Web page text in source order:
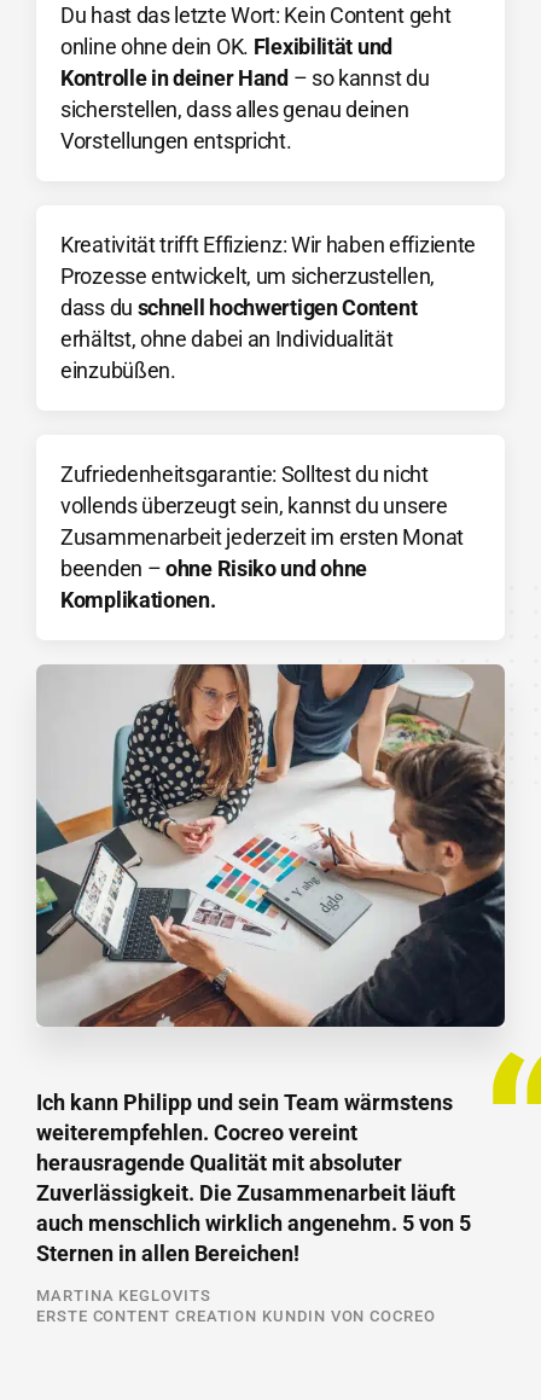
Du hast das letzte Wort: Kein Content geht
online ohne dein OK. Flexibilität und
Kontrolle in deiner Hand– so kannst du
sicherstellen, dass alles genau deinen
Vorstellungen entspricht.
Kreativität trifft Effizienz: Wir haben effiziente
Prozesse entwickelt, um sicherzustellen,
dass du schnell hochwertigen Content
erhältst, ohne dabei an Individualität
einzubüßen.
Zufriedenheitsgarantie: Solltest du nicht
vollends überzeugt sein, kannst du unsere
Zusammenarbeit jederzeit im ersten Monat
beenden –ohne Risiko und ohne
Komplikationen.
Ich kann Philipp und sein Team wärmstens
weiterempfehlen. Cocreo vereint
herausragende Qualität mit absoluter
Zuverlässigkeit. Die Zusammenarbeit läuft
auch menschlich wirklich angenehm. 5 von 5
Sternen in allen Bereichen!
MARTINA KEGLOVITS
ERSTE CONTENT CREATION KUNDIN VON COCREO